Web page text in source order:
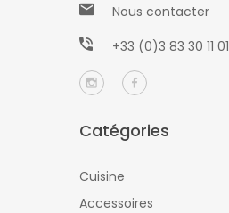
Nous contacter
+33 (0)3 83 30 11 01
Catégories
Cuisine
Accessoires